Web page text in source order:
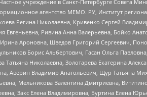
учреждение в Санкт-Петербурге Совета
агентство МЕМО. РУ, Институт
Регина Николаевна, Кривенко Сергей
Евгеньевна, Ривина Анна Валерьевна, Бойко
Ароновна, Шведов Григорий Сергеевич,
Борис Альбертович, Гасан Ольга
Николаевна, Золотарева Екатерина
Аверин Владимир Анатольевич, Щур Татьяна
Мельникова Валентина Дмитриевна,
Закс Елена Владимировна, Буртина Елена